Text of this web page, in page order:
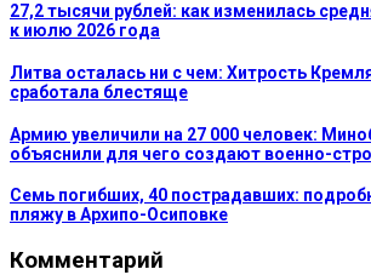
27,2 тысячи рублей: как изменилась
к июлю 2026 года
Литва осталась ни с чем: Хитрость
сработала блестяще
Армию увеличили на 27 000 человек:
объяснили для чего создают военно-
Семь погибших, 40 пострадавших:
пляжу в Архипо-Осиповке
Комментарий